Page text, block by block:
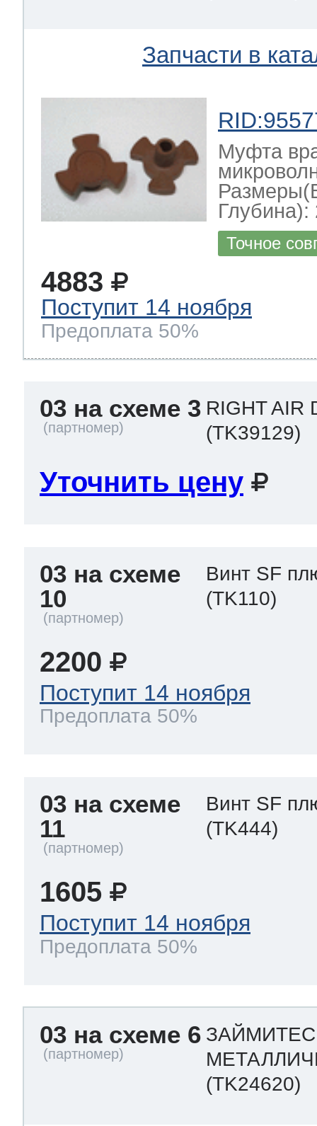
Запчасти в
Муфта
Глубина):
Точное
4883
Поступит 14 ноября
Предоплата 50%
03 на схеме 3 RIGHT AIR
(TK39129)
Уточнить цену
03 на схеме
10
Винт SF
(TK110)
2200
Поступит 14 ноября
Предоплата 50%
03 на схеме
11
Винт SF
(TK444)
1605
Поступит 14 ноября
Предоплата 50%
03 на схеме 6
(TK24620)